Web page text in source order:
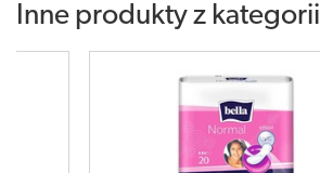
Inne produkty z kategorii